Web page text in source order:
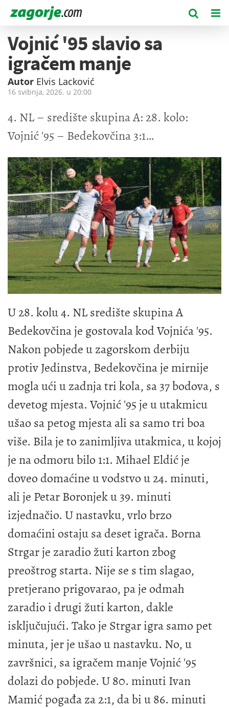
Vojnić '95 slavio sa
igračem manje
Autor Elvis Lacković
16 svibnja, 2026. u 20:00
4. NL – središte skupina A: 28. kolo:
Vojnić '95 – Bedekovčina 3:1
U 28. kolu 4. NL središte skupina A
Bedekovčina je gostovala kod Vojnića '95.
Nakon pobjede u zagorskom derbiju
protiv Jedinstva, Bedekovčina je mirnije
mogla ući u zadnja tri kola, sa 37 bodova, s
devetog mjesta. Vojnić '95 je u utakmicu
ušao sa petog mjesta ali sa samo tri boa
više. Bila je to zanimljiva utakmica, u kojoj
je na odmoru bilo 1:1. Mihael Eldić je
doveo domaćine u vodstvo u 24. minuti,
ali je Petar Boronjek u 39. minuti
izjednačio. U nastavku, vrlo brzo
domaćini ostaju sa deset igrača. Borna
Strgar je zaradio žuti karton zbog
preoštrog starta. Nije se s tim slagao,
pretjerano prigovarao, pa je odmah
zaradio i drugi žuti karton, dakle
isključujući. Tako je Strgar igra samo pet
minuta, jer je ušao u nastavku. No, u
završnici, sa igračem manje Vojnić '95
dolazi do pobjede. U 80. minuti Ivan
Mamić pogađa za 2:1, da bi u 86. minuti